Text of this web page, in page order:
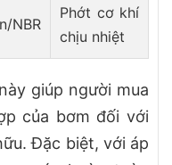
NBR
Phớt cơ khí
chịu nhiệt
giúp người mua
của bơm đối với
Đặc biệt, với áp